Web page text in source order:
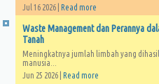
Jul 16 2026 | Read more
Waste Management dan Perannya
Tanah
Meningkatnya jumlah limbah yang
manusia...
Jun 25 2026 | Read more